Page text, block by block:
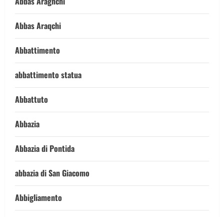
Abbas Araqchi
Abbattimento
abbattimento statua
Abbattuto
Abbazia
Abbazia di Pontida
abbazia di San Giacomo
Abbigliamento